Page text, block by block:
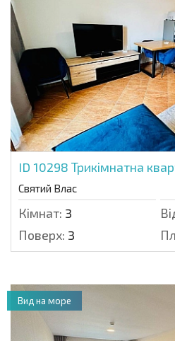
ID 10298 Трикімнатна
Святий Влас
Кімнат: 3
Поверх: 3
Вид на море